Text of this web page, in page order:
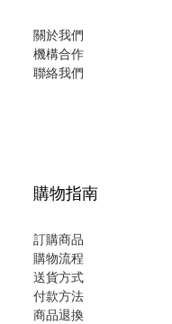
關於我們
機構合作
聯絡我們
購物指南
訂購商品
購物流程
送貨方式
付款方法
商品退換